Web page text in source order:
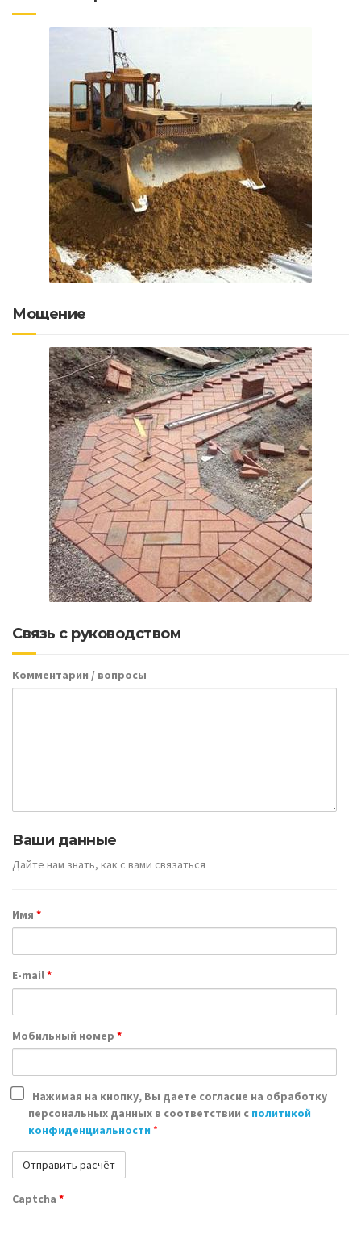
Мощение
Связь с руководством
Комментарии / вопросы
Ваши данные
Дайте нам знать, как с вами связаться
Имя *
E-mail*
Мобильный номер *
Нажимая на кнопку, Вы даете согласие на обработку
персональных данных в соответствии с политикой
конфиденциальности *
Captcha *